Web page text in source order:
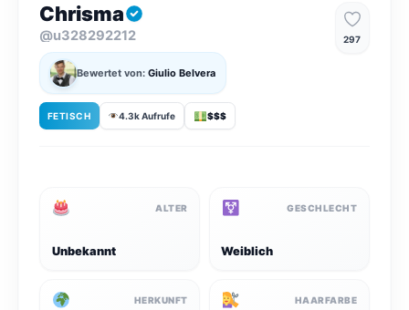
Chrisma
@u328292212
Bewertet von: Giulio Belvera
FETISCH 4.3k Aufrufe $$$
297
ALTER
Unbekannt
GESCHLECHT
Weiblich
HERKUNFT HAARFARBE